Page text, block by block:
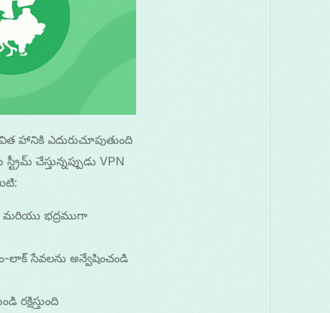
హానికి ఎదురుచూపుతుంది
చేస్తున్నప్పుడు VPN
మరియు భద్రముగా
లాక్ సేవలను అన్వేషించండి
రక్షిస్తుంది